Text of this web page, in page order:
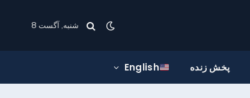
شنبه, آگست 8
پخش زنده English